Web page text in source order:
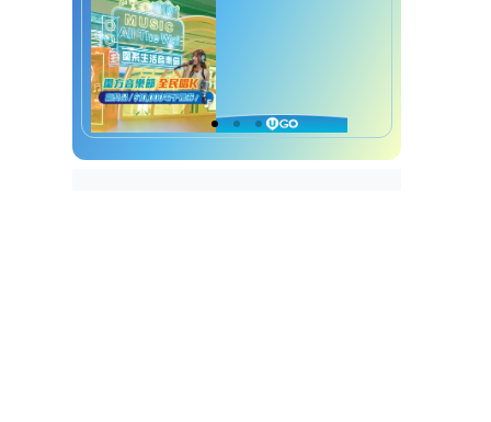
易招是非面相｜8. 倒夾牙